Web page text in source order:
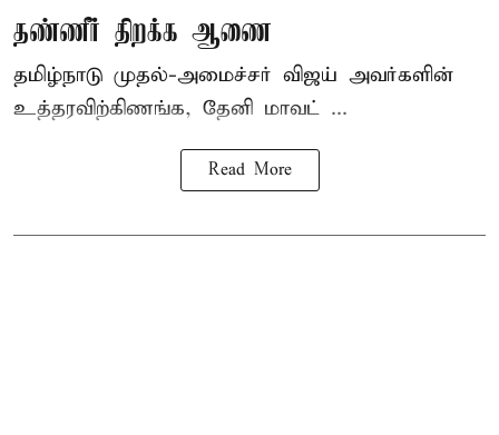
தண்ணீர் திறக்க ஆணை
தமிழ்நாடு முதல்-அமைச்சர் விஜய் அவர்களின்
உத்தரவிற்கிணங்க, தேனி மாவட் ...
Read More